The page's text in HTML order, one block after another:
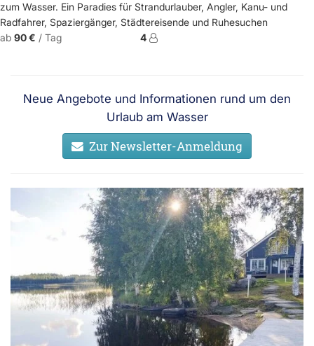
zum Wasser. Ein Paradies für Strandurlauber, Angler, Kanu- und
Radfahrer, Spaziergänger, Städtereisende und Ruhesuchen
ab 90 € / Tag 4
Neue Angebote und Informationen rund um den
Urlaub am Wasser
Zur Newsletter-Anmeldung